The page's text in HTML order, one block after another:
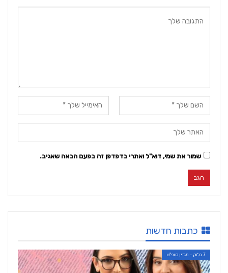
שמור את שמי, דוא"ל ואתרי בדפדפן זה בפעם הבאה שאגיב.
כתבות חדשות
7 בלוק - מגזין סופ"ש